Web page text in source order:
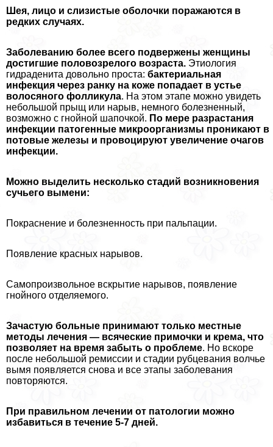
Шея, лицо и слизистые оболочки поражаются в
редких случаях.
Заболеванию более всего подвержены женщины
достигшие пoлoвoзрелого возраста. Этиология
гидраденита довольно проста: бактериальная
инфекция через ранку на коже попадает в устье
волосяного фолликула. На этом этапе можно увидеть
небольшой прыщ или нарыв, немного болезненный,
возможно с гнойной шапочкой. По мере разрастания
инфекции патогенные микроорганизмы проникают в
потовые железы и провоцируют увеличение очагов
инфекции.
Можно выделить несколько стадий возникновения
сучьего вымени:
Покраснение и болезненность при пальпации.
Появление красных нарывов.
Самопроизвольное вскрытие нарывов, появление
гнойного отделяемого.
Зачастую больные принимают только местные
методы лечения — всяческие примочки и крема, что
позволяет на время забыть о проблеме. Но вскоре
после небольшой ремиссии и стадии рубцевания волчье
вымя появляется снова и все этапы заболевания
повторяются.
При правильном лечении от патологии можно
избавиться в течение 5-7 дней.